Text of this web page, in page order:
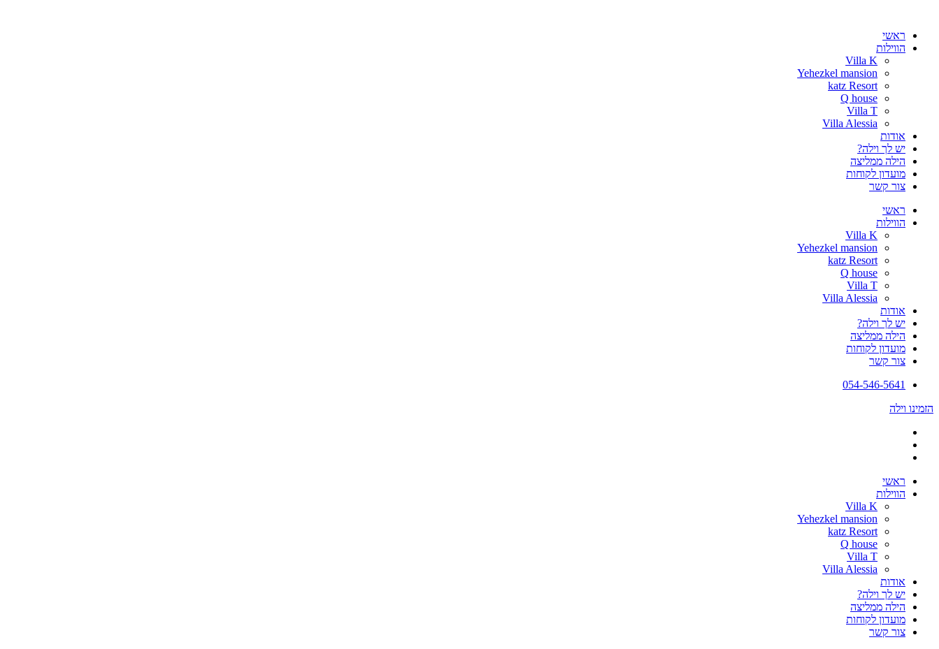
ראשי
הווילות
Villa K
Yehezkel mansion
katz Resort
Q house
Villa T
Villa Alessia
אודות
יש לך וילה?
הילה ממליצה
מועדון לקוחות
צור קשר
ראשי
הווילות
Villa K
Yehezkel mansion
katz Resort
Q house
Villa T
Villa Alessia
אודות
יש לך וילה?
הילה ממליצה
מועדון לקוחות
צור קשר
054-546-5641
הזמינו וילה
ראשי
הווילות
Villa K
Yehezkel mansion
katz Resort
Q house
Villa T
Villa Alessia
אודות
יש לך וילה?
הילה ממליצה
מועדון לקוחות
צור קשר